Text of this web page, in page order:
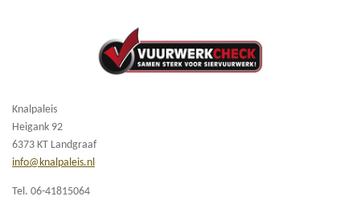
Knalpaleis
Heigank 92
6373 KT Landgraaf
info@knalpaleis.nl
Tel. 06-41815064